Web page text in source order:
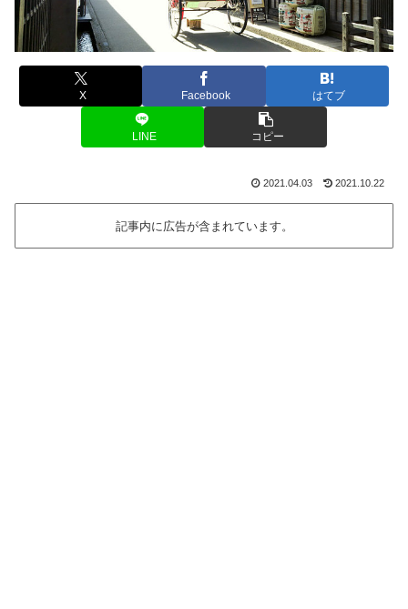
X Facebook はてブ
LINE コピー
2021.04.03 2021.10.22
記事内に広告が含まれています。